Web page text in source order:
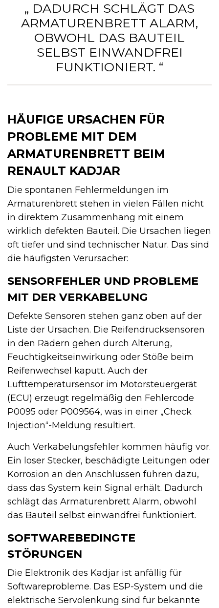
„ DADURCH SCHLÄGT DAS
ARMATURENBRETT ALARM,
OBWOHL DAS BAUTEIL
SELBST EINWANDFREI
FUNKTIONIERT. “
HÄUFIGE URSACHEN FÜR
PROBLEME MIT DEM
ARMATURENBRETT BEIM
RENAULT KADJAR
Die spontanen Fehlermeldungen im
Armaturenbrett stehen in vielen Fällen nicht
in direktem Zusammenhang mit einem
wirklich defekten Bauteil. Die Ursachen liegen
oft tiefer und sind technischer Natur. Das sind
die häufigsten Verursacher:
SENSORFEHLER UND PROBLEME
MIT DER VERKABELUNG
Defekte Sensoren stehen ganz oben auf der
Liste der Ursachen. Die Reifendrucksensoren
in den Rädern gehen durch Alterung,
Feuchtigkeitseinwirkung oder Stöße beim
Reifenwechsel kaputt. Auch der
Lufttemperatursensor im Motorsteuergerät
(ECU) erzeugt regelmäßig den Fehlercode
P0095 oder P009564, was in einer „Check
Injection“-Meldung resultiert.
Auch Verkabelungsfehler kommen häufig vor.
Ein loser Stecker, beschädigte Leitungen oder
Korrosion an den Anschlüssen führen dazu,
dass das System kein Signal erhält. Dadurch
schlägt das Armaturenbrett Alarm, obwohl
das Bauteil selbst einwandfrei funktioniert.
SOFTWAREBEDINGTE
STÖRUNGEN
Die Elektronik des Kadjar ist anfällig für
Softwareprobleme. Das ESP-System und die
elektrische Servolenkung sind für bekannte